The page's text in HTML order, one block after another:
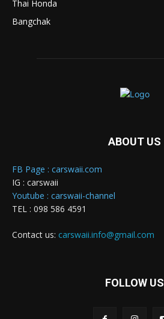
Thai Honda
Bangchak
ABOUT US
FB Page : carswaii.com
IG : carswaii
Youtube : carswaii-channel
TEL : 098 586 4591
Contact us: carswaii.info@gmail.com
FOLLOW US